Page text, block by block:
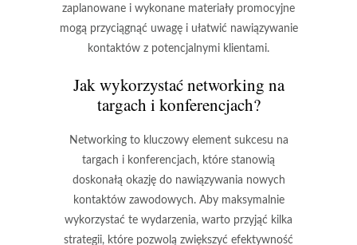
zaplanowane i wykonane materiały promocyjne
mogą przyciągnąć uwagę i ułatwić nawiązywanie
kontaktów z potencjalnymi klientami.
Jak wykorzystać networking na
targach i konferencjach?
Networking to kluczowy element sukcesu na
targach i konferencjach, które stanowią
doskonałą okazję do nawiązywania nowych
kontaktów zawodowych. Aby maksymalnie
wykorzystać te wydarzenia, warto przyjąć kilka
strategii, które pozwolą zwiększyć efektywność